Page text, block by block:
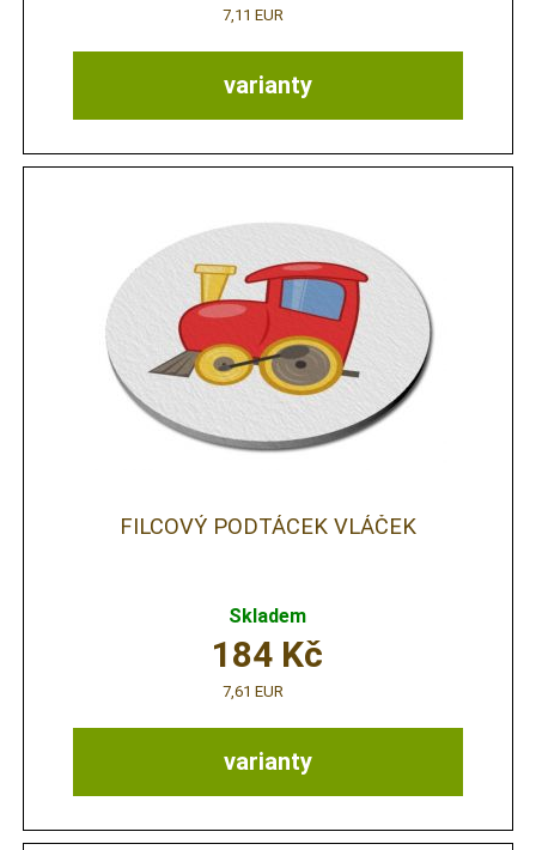
varianty
7,11 EUR
FILCOVÝ PODTÁCEK VLÁČEK
Skladem
varianty
184 Kč
7,61 EUR